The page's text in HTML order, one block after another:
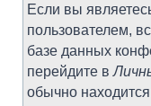
Если вы
пользователем,
базе данных
перейдите в
обычно